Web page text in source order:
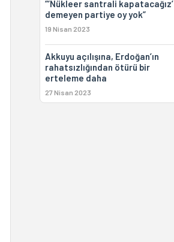
“‘Nükleer santrali kapatacağız’
demeyen partiye oy yok”
19 Nisan 2023
Akkuyu açılışına, Erdoğan’ın
rahatsızlığından ötürü bir
erteleme daha
27 Nisan 2023